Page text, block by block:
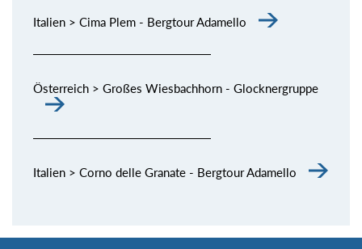
Italien > Cima Plem - Bergtour Adamello
Österreich > Großes Wiesbachhorn - Glocknergruppe
Italien > Corno delle Granate - Bergtour Adamello